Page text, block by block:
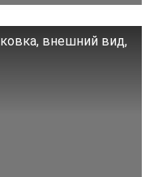
внешний вид,